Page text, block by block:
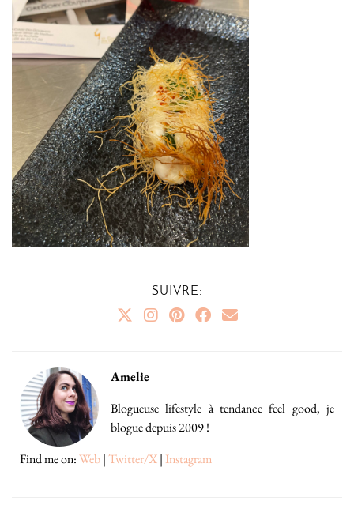
SUIVRE:
Amelie
Blogueuse lifestyle à tendance feel good, je
blogue depuis 2009 !
Find me on:Web|Twitter/X| Instagram